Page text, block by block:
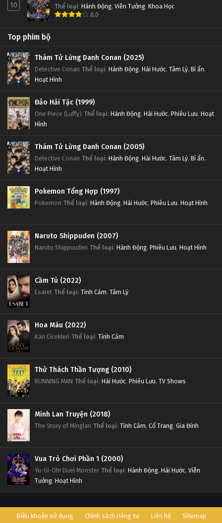
10 Thể loại: Hành Động, Viễn Tưởng, Khoa Học
8.0
Top phim bộ
Thám Tử Lừng Danh Conan (2025)
Detective Conan Thể loại: Hành Động, Hài Hước, Tâm Lý, Bí ẩn,
Hoạt Hình
Đảo Hải Tặc (1999)
One Piece (Luffy) Thể loại: Hành Động, Hài Hước, Phiêu Lưu, Hoạt
Hình
Thám Tử Lừng Danh Conan (2005)
Detective Conan Thể loại: Hành Động, Hài Hước, Tâm Lý, Bí ẩn,
Hoạt Hình
Pokemon Tổng Hợp (1997)
Pokemon Thể loại: Hành Động, Hài Hước, Phiêu Lưu, Hoạt Hình
Naruto Shippuden (2007)
Naruto Shippuuden Thể loại: Hành Động, Phiêu Lưu, Hoạt Hình
Cầm Tù (2022)
Esaret Thể loại: Tình Cảm, Tâm Lý
Hoa Máu (2022)
Kan Cicekleri Thể loại: Tình Cảm
Thử Thách Thần Tượng (2010)
RUNNING MAN Thể loại: Hài Hước, Phiêu Lưu, TV Shows
Minh Lan Truyện (2018)
The Story of Minglan Thể loại: Tình Cảm, Cổ Trang, Gia Đình
Vua Trò Chơi Phần 1 (2000)
Yu-Gi-Oh! Duel Monster Thể loại: Hành Động, Hài Hước, Viễn
Tưởng, Hoạt Hình
Điều khoản sử dụng Chính sách riêng tư Liên hệ Sitemap